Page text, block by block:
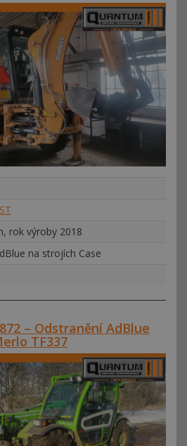
rok výroby 2018
na strojích Case
– Odstranění AdBlue
TF337